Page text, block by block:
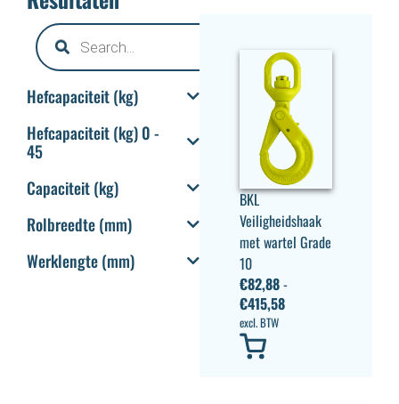
Hefcapaciteit (kg)
Hefcapaciteit (kg) 0 -
45
Capaciteit (kg)
Rolbreedte (mm)
Werklengte (mm)
BKL
Veiligheidshaak
met wartel Grade
10
€82,88-
€415,58
excl. BTW